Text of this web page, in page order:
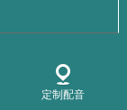
定制配音